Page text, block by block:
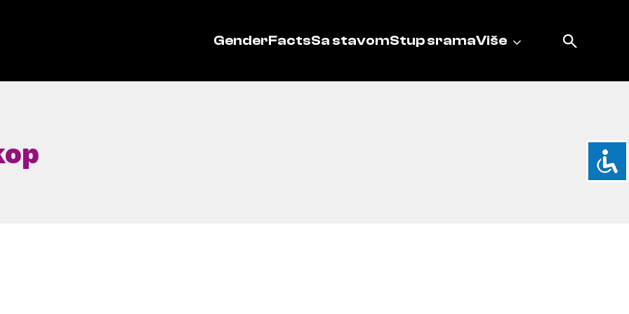
GenderFactsSa stavomStup sramaViše